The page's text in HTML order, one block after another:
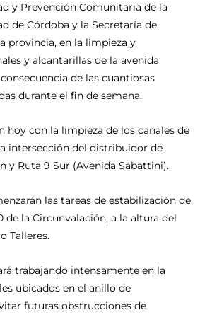
y Prevención Comunitaria de la
de Córdoba y la Secretaría de
provincia, en la limpieza y
y alcantarillas de la avenida
de las cuantiosas
durante el fin de semana.
hoy con la limpieza de los canales de
intersección del distribuidor de
y Ruta 9 Sur (Avenida Sabattini).
las tareas de estabilización de
de la Circunvalación, a la altura del
Talleres.
trabajando intensamente en la
ubicados en el anillo de
futuras obstrucciones de